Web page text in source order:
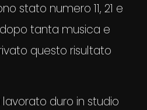
stato numero 11, 21 e
dopo tanta musica e
questo risultato
lavorato duro in studio